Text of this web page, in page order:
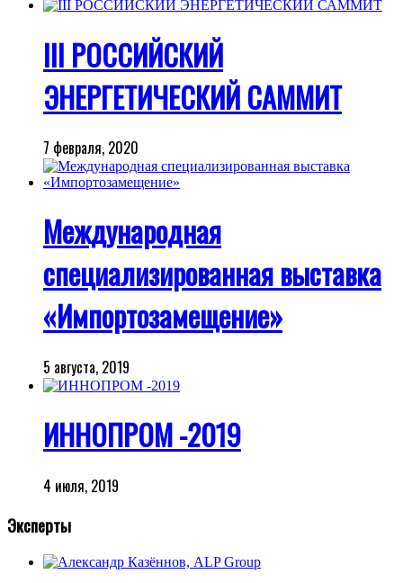
III РОССИЙСКИЙ
ЭНЕРГЕТИЧЕСКИЙ САММИТ
7 февраля, 2020
Международная
специализированная выставка
«Импортозамещение»
5 августа, 2019
ИННОПРОМ -2019
4 июля, 2019
Эксперты